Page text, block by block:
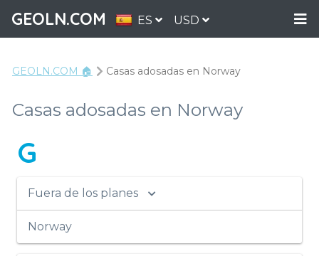
GEOLN.COM ES USD
GEOLN.COM 🏠 Casas adosadas en Norway
Casas adosadas en Norway
G
Fuera de los planes
Norway